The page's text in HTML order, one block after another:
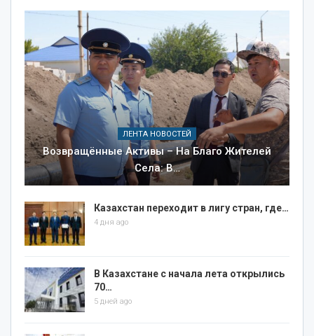
ЛЕНТА НОВОСТЕЙ
Возвращённые Активы – На Благо Жителей
Села: В…
Казахстан переходит в лигу стран, где…
4 дня ago
В Казахстане с начала лета открылись
70…
5 дней ago